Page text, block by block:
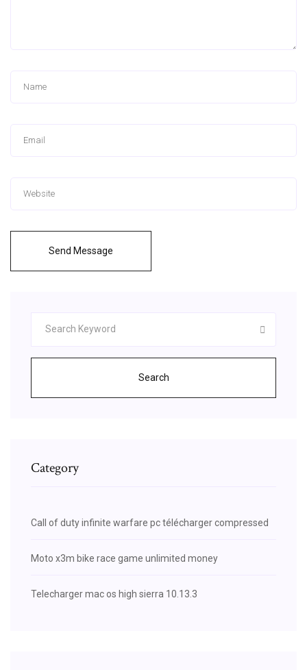
Send Message
Search
Category
Call of duty infinite warfare pc télécharger compressed
Moto x3m bike race game unlimited money
Telecharger mac os high sierra 10.13.3